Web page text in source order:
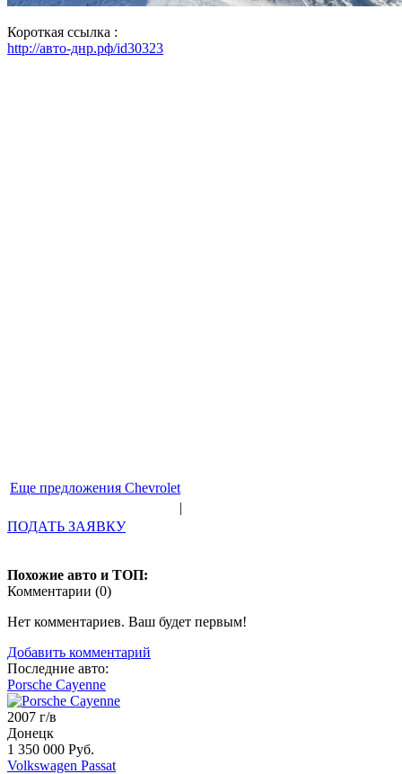
Короткая ссылка :
http://авто-днр.рф/id30323
Еще предложения Chevrolet
|
ПОДАТЬ ЗАЯВКУ
Похожие авто и ТОП:
Комментарии (0)
Нет комментариев. Ваш будет первым!
Добавить комментарий
Последние авто:
Porsche Cayenne
2007 г/в
Донецк
1 350 000 Руб.
Volkswagen Passat